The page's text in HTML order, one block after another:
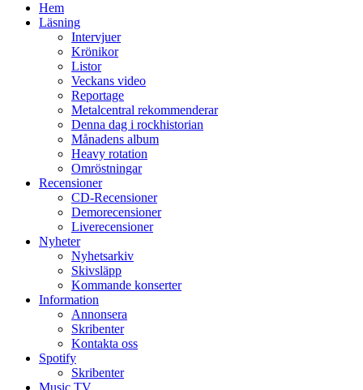
Hem
Läsning
Intervjuer
Krönikor
Listor
Veckans video
Reportage
Metalcentral rekommenderar
Denna dag i rockhistorian
Månadens album
Heavy rotation
Omröstningar
Recensioner
CD-Recensioner
Demorecensioner
Liverecensioner
Nyheter
Nyhetsarkiv
Skivsläpp
Kommande konserter
Information
Annonsera
Skribenter
Kontakta oss
Spotify
Skribenter